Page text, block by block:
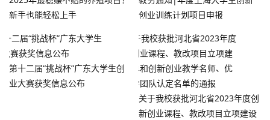
新手也能轻松上手
创业训练计划项目申报
第十二届“挑战杯”广东大学生创
业大赛获奖信息公布
关于我校获批河北省2023年度创
新创业课程、教改项目立项建设